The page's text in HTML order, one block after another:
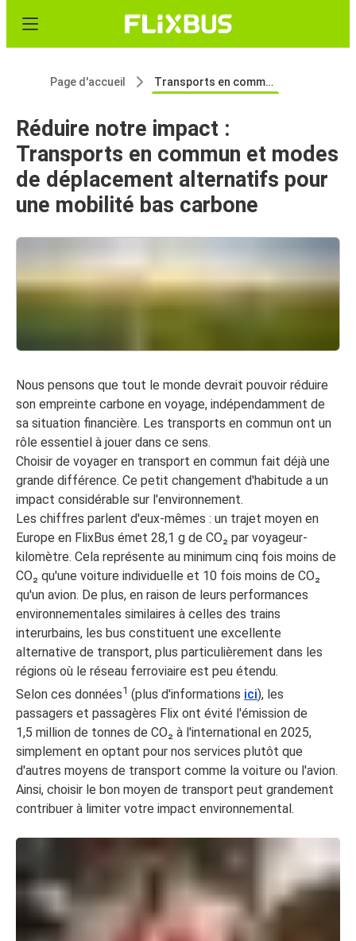
Page d'accueil Transports en commun
Réduire notre impact :
Transports en commun et modes
de déplacement alternatifs pour
une mobilité bas carbone
Nous pensons que tout le monde devrait pouvoir réduire
son empreinte carbone en voyage, indépendamment de
sa situation financière. Les transports en commun ont un
rôle essentiel à jouer dans ce sens.
Choisir de voyager en transport en commun fait déjà une
grande différence. Ce petit changement d'habitude a un
impact considérable sur l'environnement.
Les chiffres parlent d'eux-mêmes : un trajet moyen en
Europe en FlixBus émet 28,1 g de CO₂ par voyageur-
kilomètre. Cela représente au minimum cinq fois moins de
CO₂ qu'une voiture individuelle et 10 fois moins de CO₂
qu'un avion. De plus, en raison de leurs performances
environnementales similaires à celles des trains
interurbains, les bus constituent une excellente
alternative de transport, plus particulièrement dans les
régions où le réseau ferroviaire est peu étendu.
Selon ces données1 (plus d'informations ici), les
passagers et passagères Flix ont évité l'émission de
1,5 million de tonnes de CO₂ à l'international en 2025,
simplement en optant pour nos services plutôt que
d'autres moyens de transport comme la voiture ou l'avion.
Ainsi, choisir le bon moyen de transport peut grandement
contribuer à limiter votre impact environnemental.